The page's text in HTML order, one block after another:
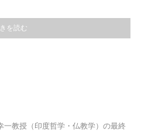
を読む
教授（印度哲学・仏教学）の最終